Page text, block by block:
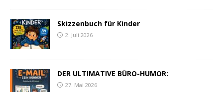
Skizzenbuch für Kinder
2. Juli 2026
DER ULTIMATIVE BÜRO-HUMOR:
27. Mai 2026